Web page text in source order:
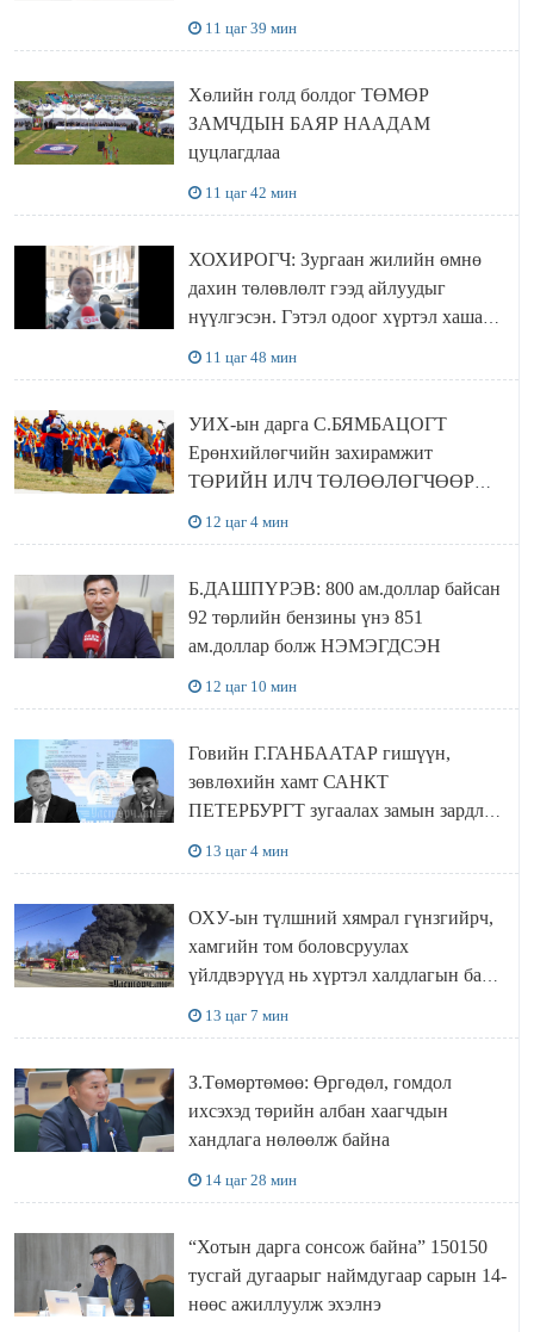
11 цаг 39 мин
Хөлийн голд болдог ТӨМӨР
ЗАМЧДЫН БАЯР НААДАМ
цуцлагдлаа
11 цаг 42 мин
ХОХИРОГЧ: Зургаан жилийн өмнө
дахин төлөвлөлт гээд айлуудыг
нүүлгэсэн. Гэтэл одоог хүртэл хашаа
11 цаг 48 мин
УИХ-ын дарга С.БЯМБАЦОГТ
Ерөнхийлөгчийн захирамжит
ТӨРИЙН ИЛЧ ТӨЛӨӨЛӨГЧӨӨР
12 цаг 4 мин
Б.ДАШПҮРЭВ: 800 ам.доллар байсан
92 төрлийн бензины үнэ 851
ам.доллар болж НЭМЭГДСЭН
12 цаг 10 мин
Говийн Г.ГАНБААТАР гишүүн,
зөвлөхийн хамт САНКТ
ПЕТЕРБУРГТ зугаалах замын зардлаа
13 цаг 4 мин
ОХУ-ын түлшний хямрал гүнзгийрч,
хамгийн том боловсруулах
үйлдвэрүүд нь хүртэл халдлагын бай
13 цаг 7 мин
З.Төмөртөмөө: Өргөдөл, гомдол
ихсэхэд төрийн албан хаагчдын
хандлага нөлөөлж байна
14 цаг 28 мин
“Хотын дарга сонсож байна” 150150
тусгай дугаарыг наймдугаар сарын 14-
нөөс ажиллуулж эхэлнэ